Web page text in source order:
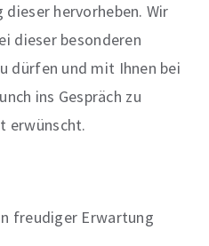
hervorheben. Wir
dieser besonderen
dürfen und mit Ihnen bei
ins Gespräch zu
erwünscht.
freudiger Erwartung